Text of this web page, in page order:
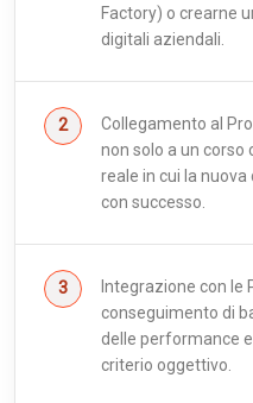
Factory) o crearne
digitali aziendali.
Collegamento al
non solo a un
reale in cui la
con successo.
Integrazione con le
conseguimento di
delle performance
criterio oggettivo.